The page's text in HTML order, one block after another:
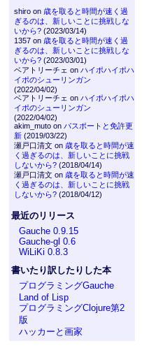
shiro on 歳を取ると時間が速く過
ぎるのは、新しいことに挑戦しな
いから?(2023/03/14)
1357 on 歳を取ると時間が速く過
ぎるのは、新しいことに挑戦しな
いから?(2023/03/01)
ベアトリーチェ on ハイポハイポハ
イポのシューリンガン
(2022/04/02)
ベアトリーチェ on ハイポハイポハ
イポのシューリンガン
(2022/04/02)
akim_muto on パスポートと免許更
新(2019/03/22)
瀬戸口清文 on 歳を取ると時間が速
く過ぎるのは、新しいことに挑戦
しないから?(2018/04/14)
瀬戸口清文 on 歳を取ると時間が速
く過ぎるのは、新しいことに挑戦
しないから?(2018/04/12)
最近のリリース
Gauche 0.9.15
Gauche-gl 0.6
WiLiKi 0.8.3
書いたり訳したりした本
プログラミングGauche
Land of Lisp
プログラミングClojure第2
版
ハッカーと画家